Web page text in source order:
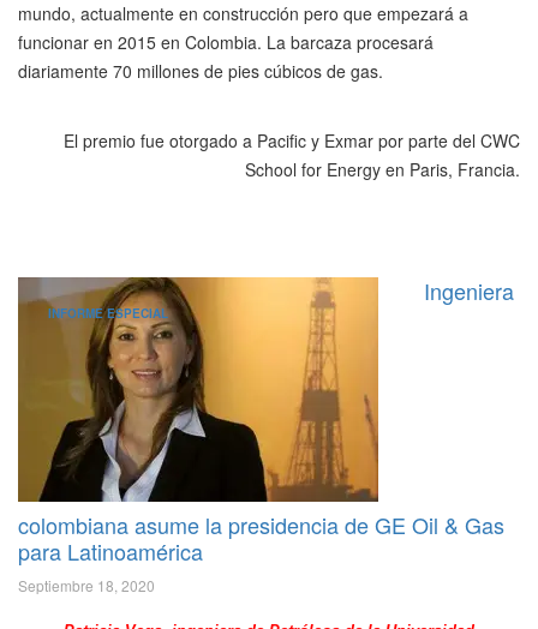
mundo, actualmente en construcción pero que empezará a
funcionar en 2015 en Colombia. La barcaza procesará
diariamente 70 millones de pies cúbicos de gas.
El premio fue otorgado a Pacific y Exmar por parte del CWC
School for Energy en Paris, Francia.
INFORME ESPECIAL
Ingeniera
colombiana asume la presidencia de GE Oil & Gas
para Latinoamérica
Septiembre 18, 2020